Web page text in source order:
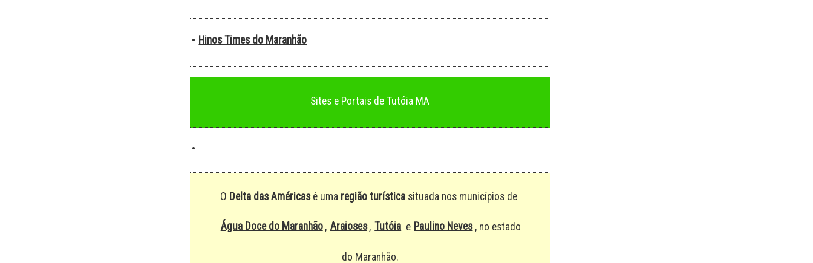
• Hinos Times do Maranhão
Sites e Portais de Tutóia MA
•
O Delta das Américasé uma região turística situada nos municípios de
Água Doce do Maranhão , Araioses , Tutóia e Paulino Neves , no estado
do Maranhão.